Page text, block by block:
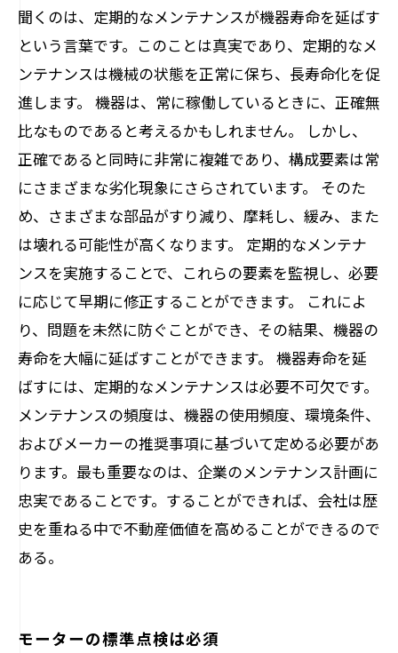
聞くのは、定期的なメンテナンスが機器寿命を延ばす
という言葉です。このことは真実であり、定期的なメ
ンテナンスは機械の状態を正常に保ち、長寿命化を促
進します。 機器は、常に稼働しているときに、正確無
比なものであると考えるかもしれません。 しかし、
正確であると同時に非常に複雑であり、構成要素は常
にさまざまな劣化現象にさらされています。 そのた
め、さまざまな部品がすり減り、摩耗し、緩み、また
は壊れる可能性が高くなります。 定期的なメンテナ
ンスを実施することで、これらの要素を監視し、必要
に応じて早期に修正することができます。 これによ
り、問題を未然に防ぐことができ、その結果、機器の
寿命を大幅に延ばすことができます。 機器寿命を延
ばすには、定期的なメンテナンスは必要不可欠です。
メンテナンスの頻度は、機器の使用頻度、環境条件、
およびメーカーの推奨事項に基づいて定める必要があ
ります。最も重要なのは、企業のメンテナンス計画に
忠実であることです。することができれば、会社は歴
史を重ねる中で不動産価値を高めることができるので
ある。
モーターの標準点検は必須